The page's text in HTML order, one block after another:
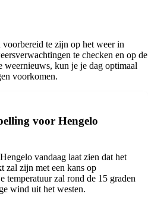
te zijn op het weer in
te checken en op de
weernieuws, kun je je dag optimaal
voorkomen.
voor Hengelo
vandaag laat zien dat het
zal zijn met een kans op
temperatuur zal rond de 15 graden
wind uit het westen.